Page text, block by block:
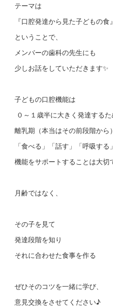
テーマは
『口腔発達から見た子どもの食』
ということで、
メンバーの歯科の先生にも
少しお話をしていただきます✨
子どもの口腔機能は
０～１歳半に大きく発達するた
離乳期（本当はその前段階から
「食べる」「話す」「呼吸する」
機能をサポートすることは大切
月齢ではなく、
その子を見て
発達段階を知り
それに合わせた食事を作る
ぜひそのコツを一緒に学び、
意見交換をさせてください♪